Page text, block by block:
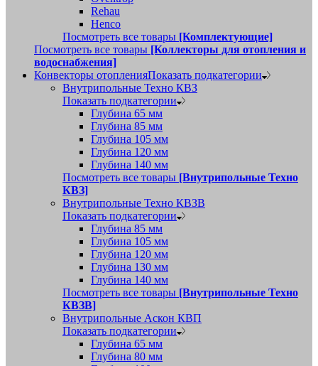
Rehau
Henco
Посмотреть все товары [Комплектующие]
Посмотреть все товары [Коллекторы для отопления и
водоснабжения]
Конвекторы отопленияПоказать подкатегории
Внутрипольные Техно КВЗ
Показать подкатегории
Глубина 65 мм
Глубина 85 мм
Глубина 105 мм
Глубина 120 мм
Глубина 140 мм
Посмотреть все товары [Внутрипольные Техно
КВЗ]
Внутрипольные Техно КВЗВ
Показать подкатегории
Глубина 85 мм
Глубина 105 мм
Глубина 120 мм
Глубина 130 мм
Глубина 140 мм
Посмотреть все товары [Внутрипольные Техно
КВЗВ]
Внутрипольные Аскон КВП
Показать подкатегории
Глубина 65 мм
Глубина 80 мм